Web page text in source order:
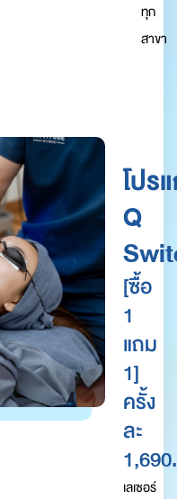
ทุก
สาขา
โปร
Q
[ซื้อ
1
แถม
1]
ครั้ง
ละ
เลเซอร์